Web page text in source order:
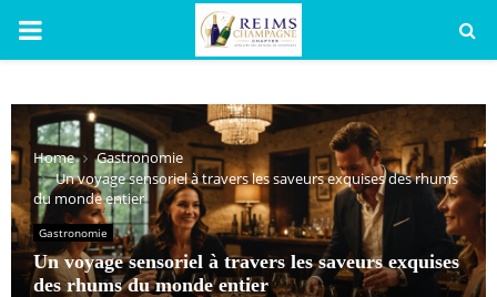
PRIMARY
Home
Gastronomie
Un voyage sensoriel à travers les saveurs exquises des rhums
du monde entier
Gastronomie
Un voyage sensoriel à travers les saveurs exquises
des rhums du monde entier